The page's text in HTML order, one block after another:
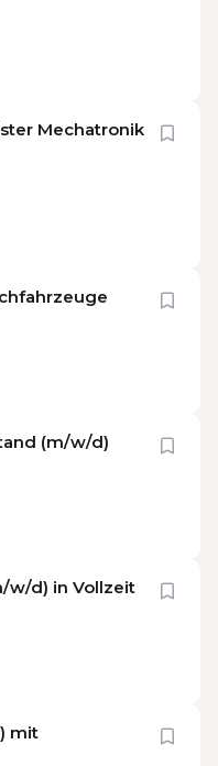
Mechatronik
(m/w/d)
w/d) in Vollzeit
mit